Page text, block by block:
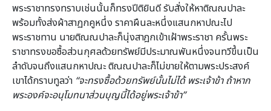
พระราชาทรงทราบเช่นนั้นก็ทรงปีติยินดี รับสั่งให้หาติณณปาละ
พร้อมทั้งส่งผ้าสาฏกคูหนึ่ง ราคาผืนละหนึ่งแสนกหาปณะไป
พระราชทาน นายติณณปาละก็นุ่งสาฎกเข้าเฝ้าพระราชา ครั้นพระ
ราชาทรงขอซื้อส่วนกุศลด้วยทรัพย์มีประมาณพันหนึ่งจนทวีขึ้นเป็น
ลำดับจนถึงแสนกหาปณะ ติณณปาละก็ไม่ขายให้ตามพระประสงค์
เขาได้กราบทูลว่า “จะทรงซื้อด้วยทรัพย์นั้นไม่ได้ พระเจ้าข้า ถ้าหาก
พระองค์จะอนุโมทนาส่วนบุญนี้ได้อยู่พระเจ้าข้า”